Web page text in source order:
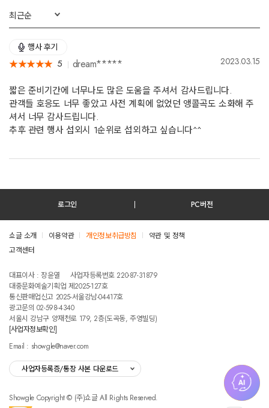
지역축제,계절행사
그지역의 축제주제나 계절에 맞게 모든곡 가능
모든 트로트메들리 가능
*그 외 어떤 프로모션 공연도 가능합니다
뮤지컬곡 외에도 팝페라곡,아리아,팝,가요,트로트까지
모든 노래장르 가능합니다
최근순
행사 후기
★★★★★
★★★★★ 5 dream***** 2023.03.15
짧은 준비기간에 너무나도 많은 도움을 주셔서 감사드립니다.
관객들 호응도 너무 좋았고 사전 계획에 없었던 앵콜곡도 소화해 주
셔서 너무 감사드립니다.
추후 관련 행사 섭외시 1순위로 섭외하고 싶습니다^^
섭
로그인 PC버전
쇼글 소개 이용약관 개인정보취급방침
약관 및 정책
고객센터
대표이사 : 장윤열
사업자등록번호 220-87-31879
대중문화예술기획업 제2025-127호
통신판매업신고 2025-서울강남-04417호
광고문의 02-598-4340
서울시 강남구 양재천로 179, 2층(도곡동, 주영빌딩)
[사업자정보확인]
Email : showgle@naver.com
사업자등록증/통장 사본 다운로드
Showgle Copyright © (주)쇼글 All Rights Reserved.